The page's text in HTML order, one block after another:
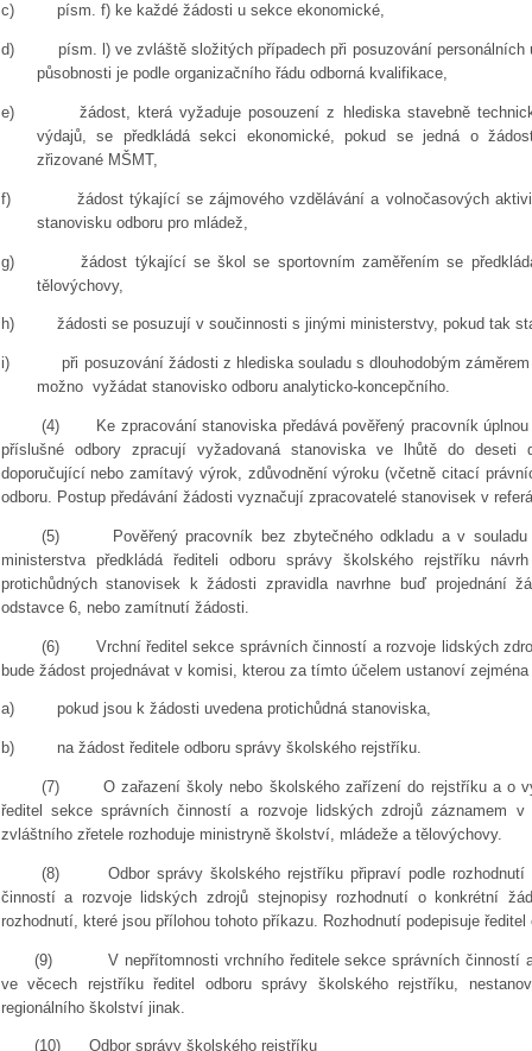
c) písm. f) ke každé žádosti u sekce ekonomické,
d)
písm. l) ve zvláště složitých případech při posuzování personálních
působnosti je podle organizačního řádu odborná kvalifikace,
e)
žádost, která vyžaduje posouzení z hlediska stavebně
výdajů, se předkládá sekci ekonomické, pokud se jedná o
zřizované MŠMT,
f)
žádost týkající se zájmového vzdělávání a volnočasových
stanovisku odboru pro mládež,
g)
žádost týkající se škol se sportovním zaměřením se
tělovýchovy,
h) žádosti se posuzují v součinnosti s jinými ministerstvy, pokud tak
i)
při posuzování žádosti z hlediska souladu s dlouhodobým
možno vyžádat stanovisko odboru analyticko-koncepčního.
(4)
Ke zpracování stanoviska předává pověřený pracovník
příslušné odbory zpracují vyžadovaná stanoviska ve lhůtě do deseti
doporučující nebo zamítavý výrok, zdůvodnění výroku (včetně citací
odboru. Postup předávání žádosti vyznačují zpracovatelé stanovisek v
(5)
Pověřený pracovník bez zbytečného odkladu a v
ministerstva předkládá řediteli odboru správy školského rejstříku
protichůdných stanovisek k žádosti zpravidla navrhne buď projednání
odstavce 6, nebo zamítnutí žádosti.
(6)
Vrchní ředitel sekce správních činností a rozvoje lidských
bude žádost projednávat v komisi, kterou za tímto účelem ustanoví
a) pokud jsou k žádosti uvedena protichůdná stanoviska,
b) na žádost ředitele odboru správy školského rejstříku.
(7)
O zařazení školy nebo školského zařízení do rejstříku a o
ředitel sekce správních činností a rozvoje lidských zdrojů záznamem v
zvláštního zřetele rozhoduje ministryně školství, mládeže a tělovýchovy.
(8)
Odbor správy školského rejstříku připraví podle
činností a rozvoje lidských zdrojů stejnopisy rozhodnutí o konkrétní
rozhodnutí, které jsou přílohou tohoto příkazu. Rozhodnutí podepisuje
(9)
V nepřítomnosti vrchního ředitele sekce správních činností
ve věcech rejstříku ředitel odboru správy školského rejstříku,
regionálního školství jinak.
(10) Odbor správy školského rejstříku